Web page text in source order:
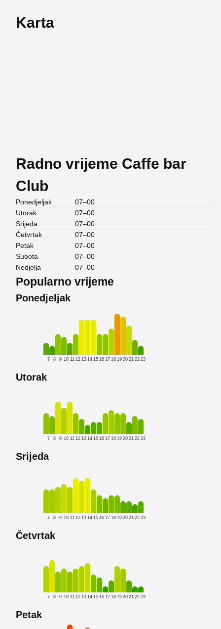
Karta
Radno vrijeme Caffe bar
Club
Ponedjeljak
07–00
Utorak
07–00
Srijeda
07–00
Četvrtak
07–00
Petak
07–00
Subota
07–00
Nedjelja
07–00
Popularno vrijeme
Ponedjeljak
7 8 9 10 11 12 13 14 15 16 17 18 19 20 21 22 23
Utorak
7 8 9 10 11 12 13 14 15 16 17 18 19 20 21 22 23
Srijeda
7 8 9 10 11 12 13 14 15 16 17 18 19 20 21 22 23
Četvrtak
7 8 9 10 11 12 13 14 15 16 17 18 19 20 21 22 23
Petak